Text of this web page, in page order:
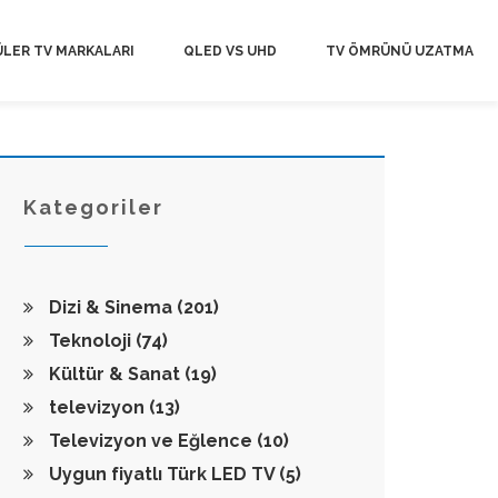
TV MARKALARI QLED VS UHD TV ÖMRÜNÜ UZATMA
Kategoriler
Dizi & Sinema (201)
Teknoloji (74)
Kültür & Sanat (19)
televizyon (13)
Televizyon ve Eğlence (10)
Uygun fiyatlı Türk LED TV (5)